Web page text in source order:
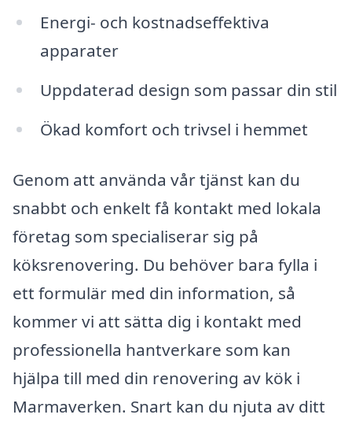
Energi- och kostnadseffektiva
apparater
Uppdaterad design som passar din stil
Ökad komfort och trivsel i hemmet
Genom att använda vår tjänst kan du
snabbt och enkelt få kontakt med lokala
företag som specialiserar sig på
köksrenovering. Du behöver bara fylla i
ett formulär med din information, så
kommer vi att sätta dig i kontakt med
professionella hantverkare som kan
hjälpa till med din renovering av kök i
Marmaverken. Snart kan du njuta av ditt